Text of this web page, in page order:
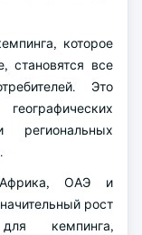
которое
становятся все
Это
ОАЭ и
рост
кемпинга,